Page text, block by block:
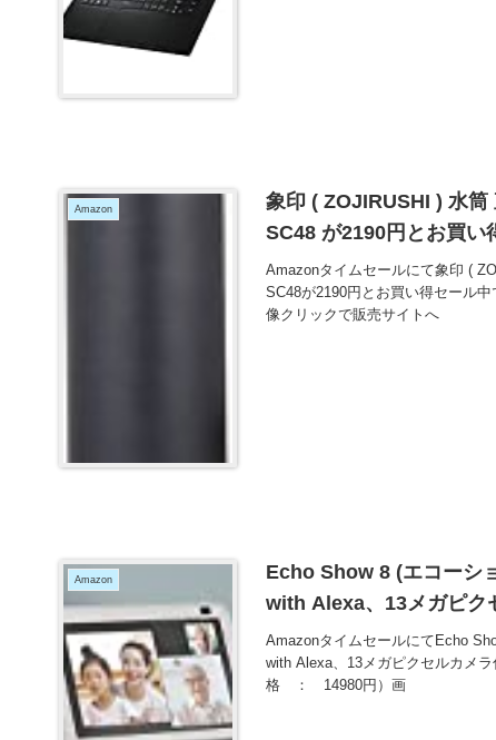
Amazon
象印 ( ZOJIRUSHI ) 水
SC48 が2190円とお買い
Amazonタイムセールにて象印 (
SC48が2190円とお買い得セール
像クリックで販売サイトへ
Amazon
Echo Show 8 (エコーシ
with Alexa、13メガピク
AmazonタイムセールにてEcho
with Alexa、13メガピクセルカメ
格 ： 14980円）画